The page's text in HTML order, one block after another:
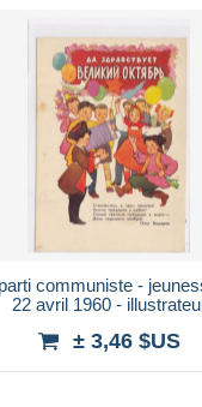
en réduction
paiement
bancaire
communiste -
22 avril 1960 -
± 3,46 $US